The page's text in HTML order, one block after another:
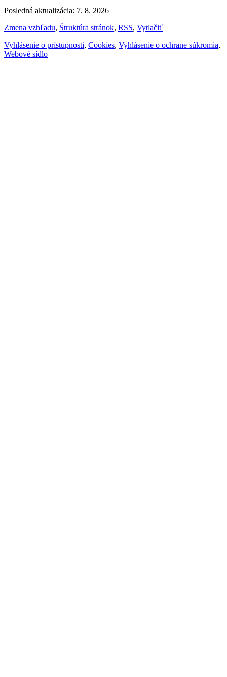
Posledná aktualizácia: 7. 8. 2026
Zmena vzhľadu, Štruktúra stránok, RSS, Vytlačiť
Vyhlásenie o prístupnosti, Cookies, Vyhlásenie o ochrane súkromia,
Webové sídlo